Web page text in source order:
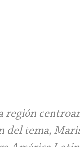
región
del tema,